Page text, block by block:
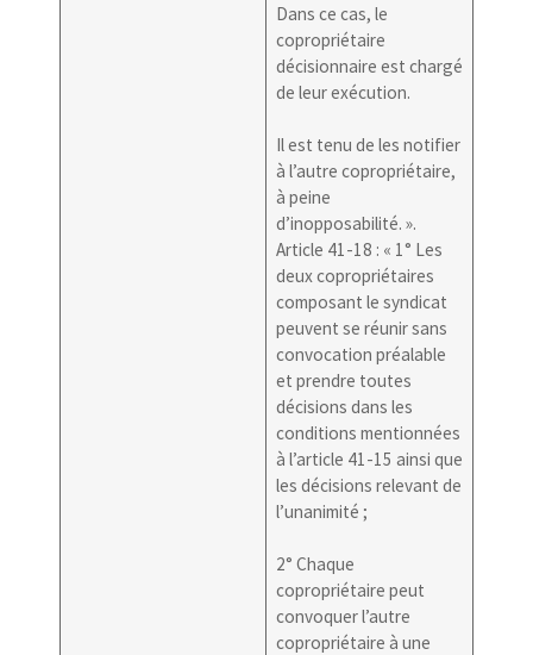
Dans ce cas, le
copropriétaire
décisionnaire est chargé
de leur exécution.
Il est tenu de les notifier
à l’autre copropriétaire,
à peine
d’inopposabilité. ».
Article 41-18 : « 1° Les
deux copropriétaires
composant le syndicat
peuvent se réunir sans
convocation préalable
et prendre toutes
décisions dans les
conditions mentionnées
à l’article 41-15 ainsi que
les décisions relevant de
l’unanimité ;
2° Chaque
copropriétaire peut
convoquer l’autre
copropriétaire à une